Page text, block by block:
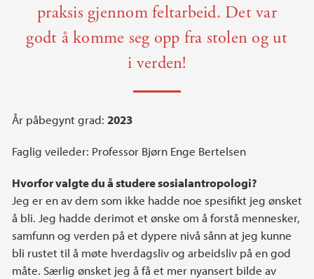
praksis gjennom feltarbeid. Det var
godt å komme seg opp fra stolen og ut
i verden!
År påbegynt grad: 2023
Faglig veileder: Professor Bjørn Enge Bertelsen
Hvorfor valgte du å studere sosialantropologi?
Jeg er en av dem som ikke hadde noe spesifikt jeg ønsket
å bli. Jeg hadde derimot et ønske om å forstå mennesker,
samfunn og verden på et dypere nivå sånn at jeg kunne
bli rustet til å møte hverdagsliv og arbeidsliv på en god
måte. Særlig ønsket jeg å få et mer nyansert bilde av